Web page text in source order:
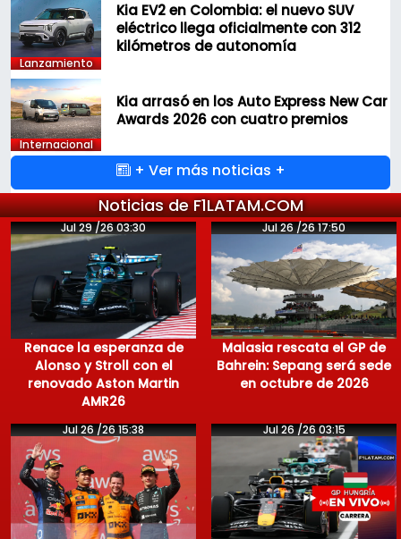
Lanzamiento
Kia EV2 en Colombia: el nuevo SUV
eléctrico llega oficialmente con 312
kilómetros de autonomía
Internacional
Kia arrasó en los Auto Express New Car
Awards 2026 con cuatro premios
+ Ver más noticias +
Noticias de F1LATAM.COM
Jul 29 /26 03:30
Renace la esperanza de
Alonso y Stroll con el
renovado Aston Martin
AMR26
Jul 26 /26 17:50
Malasia rescata el GP de
Bahrein: Sepang será sede
en octubre de 2026
Jul 26 /26 15:38 Jul 26 /26 03:15